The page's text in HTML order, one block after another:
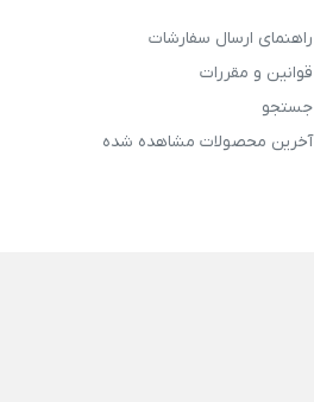
راهنمای ارسال سفارشات
قوانین و مقررات
جستجو
آخرین محصولات مشاهده شده